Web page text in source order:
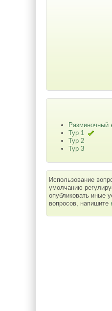
Разминочный
Тур 1
Тур 2
Тур 3
Использование
умолчанию
опубликовать иные
вопросов, напишите